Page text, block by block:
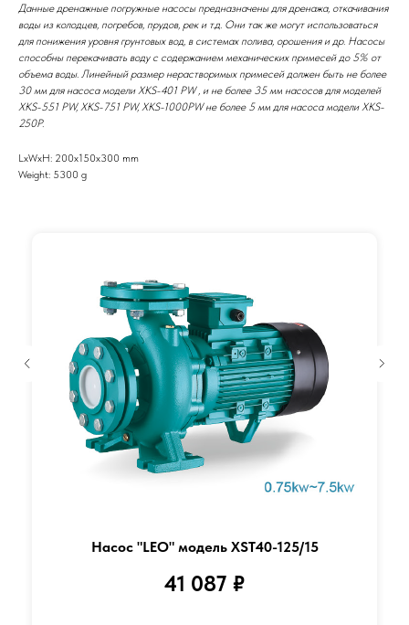
Данные дренажные погружные насосы предназначены для дренажа, откачивания
воды из колодцев, погребов, прудов, рек и т.д. Они так же могут использоваться
для понижения уровня грунтовых вод, в системах полива, орошения и др. Насосы
способны перекачивать воду с содержанием механических примесей до 5% от
объема воды. Линейный размер нерастворимых примесей должен быть не более
30 мм для насоса модели XKS-401 PW , и не более 35 мм насосов для моделей
XKS-551 PW, XKS-751 PW, XKS-1000PW не более 5 мм для насоса модели XKS-
250P.
LxWxH: 200x150x300 mm
Weight: 5300 g
Насос "LEO" модель XST40-125/15
41 087 ₽